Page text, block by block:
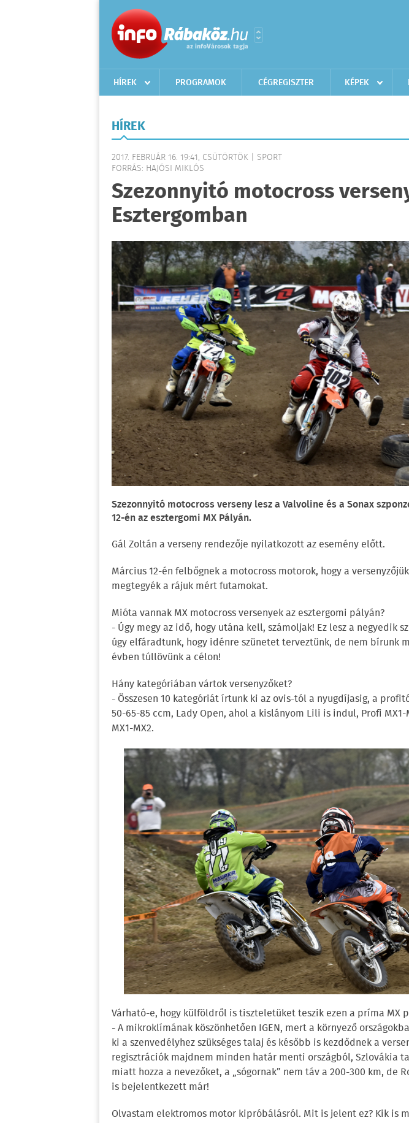
HÍREK PROGRAMOK CÉGREGISZTER KÉPEK
HÍREK
2017. FEBRUÁR 16. 19:41, CSÜTÖRTÖK | SPORT
FORRÁS: HAJÓSI MIKLÓS
Szezonnyitó motocross
Esztergomban
Szezonnyitó motocross verseny lesz a Valvoline és a Sonax
12-én az esztergomi MX Pályán.
Gál Zoltán a verseny rendezője nyilatkozott az esemény előtt.
Március 12-én felbőgnek a motocross motorok, hogy a
megtegyék a rájuk mért futamokat.
Mióta vannak MX motocross versenyek az esztergomi pályán?
- Úgy megy az idő, hogy utána kell, számoljak! Ez lesz a negyedik
úgy elfáradtunk, hogy idénre szünetet terveztünk, de nem bírunk
évben túllövünk a célon!
Hány kategóriában vártok versenyzőket?
- Összesen 10 kategóriát írtunk ki az ovis-tól a nyugdíjasig, a
50-65-85 ccm, Lady Open, ahol a kislányom Lili is indul, Profi
MX1-MX2.
Várható-e, hogy külföldről is tiszteletüket teszik ezen a príma MX
- A mikroklímának köszönhetően IGEN, mert a környező
ki a szenvedélyhez szükséges talaj és később is kezdődnek a
regisztrációk majdnem minden határ menti országból, Szlovákia
miatt hozza a nevezőket, a „sógornak” nem táv a 200-300 km, de
is bejelentkezett már!
Olvastam elektromos motor kipróbálásról. Mit is jelent ez? Kik is